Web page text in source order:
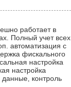
работает в
Полный учет всех
автоматизация с
фискального
настройка
настройка
контроль